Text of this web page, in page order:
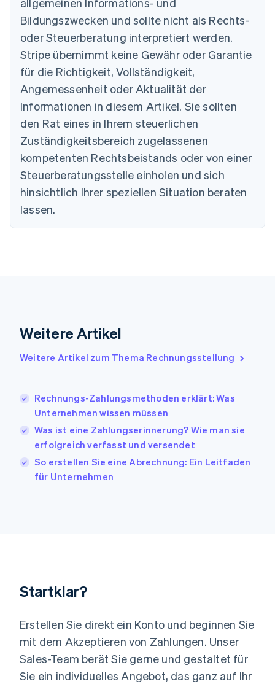
allgemeinen Informations- und
Bildungszwecken und sollte nicht als Rechts-
oder Steuerberatung interpretiert werden.
Stripe übernimmt keine Gewähr oder Garantie
für die Richtigkeit, Vollständigkeit,
Angemessenheit oder Aktualität der
Informationen in diesem Artikel. Sie sollten
den Rat eines in Ihrem steuerlichen
Zuständigkeitsbereich zugelassenen
kompetenten Rechtsbeistands oder von einer
Steuerberatungsstelle einholen und sich
hinsichtlich Ihrer speziellen Situation beraten
lassen.
Weitere Artikel
Weitere Artikel zum Thema Rechnungsstellung
Rechnungs-Zahlungsmethoden erklärt: Was
Unternehmen wissen müssen
Was ist eine Zahlungserinnerung? Wie man sie
erfolgreich verfasst und versendet
So erstellen Sie eine Abrechnung: Ein Leitfaden
für Unternehmen
Startklar?
Erstellen Sie direkt ein Konto und beginnen Sie
mit dem Akzeptieren von Zahlungen. Unser
Sales-Team berät Sie gerne und gestaltet für
Sie ein individuelles Angebot, das ganz auf Ihr
English
Belgien
Brasilien
PortuguêsEnglish
Bulgarien
English
Dänemark
English
DeutschEnglish
Estland
English
Festlandchina
简体中文English
Finnland
Frankreich
FrançaisEnglish
English
Italien
Italiano English
EnglishFrançais
Kroatien
EnglishItaliano
Lettland
English
Liechtenstein
DeutschEnglish
Mexiko
English
Niederlande
Nederlands English
Norwegen
English